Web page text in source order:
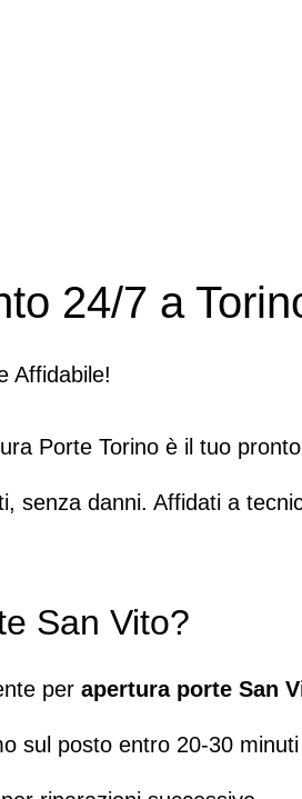
24/7 a
Affidabile!
Porte Torino è il tuo
senza danni. Affidati a
San Vito?
per apertura porte San
sul posto entro 20-30 minuti